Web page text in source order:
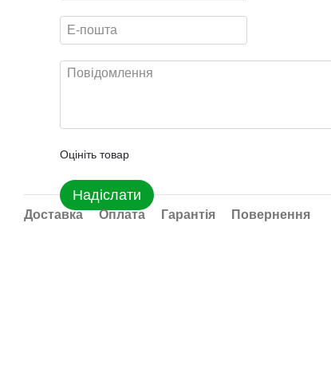
Оцініть товар
Надіслати
Доставка Оплата Гарантія Повернення